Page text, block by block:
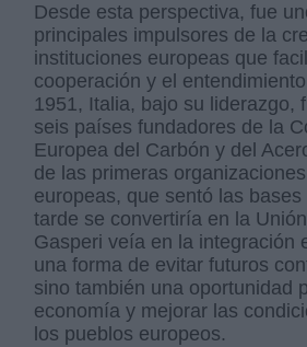
Desde esta perspectiva, fue
principales impulsores de la
instituciones europeas que
cooperación y el
1951, Italia, bajo su liderazgo,
seis países fundadores de la
Europea del Carbón y del
de las primeras
europeas, que sentó las
tarde se convertiría en la
Gasperi veía en la integración
una forma de evitar futuros
sino también una oportunidad
economía y mejorar las
los pueblos europeos.